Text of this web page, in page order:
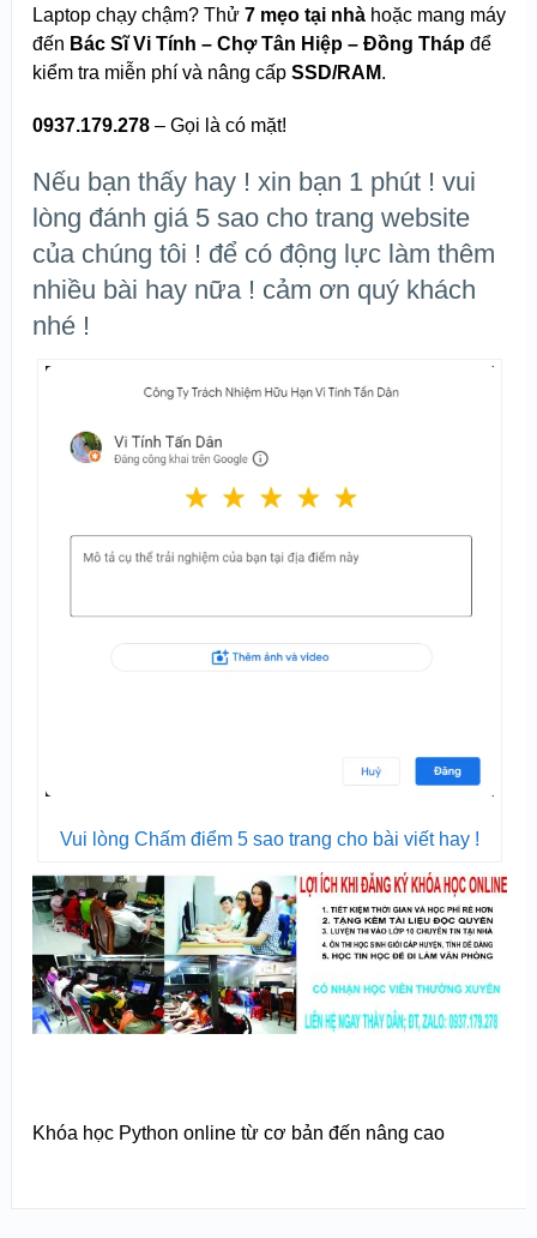
Laptop chạy chậm? Thử 7 mẹo tại nhàhoặc mang máy
đến Bác Sĩ Vi Tính – Chợ Tân Hiệp – Đồng Thápđể
kiểm tra miễn phí và nâng cấp SSD/RAM.
0937.179.278– Gọi là có mặt!
Nếu bạn thấy hay ! xin bạn 1 phút ! vui
lòng đánh giá 5 sao cho trang website
của chúng tôi ! để có động lực làm thêm
nhiều bài hay nữa ! cảm ơn quý khách
nhé !
Vui lòng Chấm điểm 5 sao trang cho bài viết hay !
Khóa học Python online từ cơ bản đến nâng cao